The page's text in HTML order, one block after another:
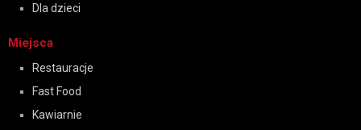
Dla dzieci
Miejsca
Restauracje
Fast Food
Kawiarnie